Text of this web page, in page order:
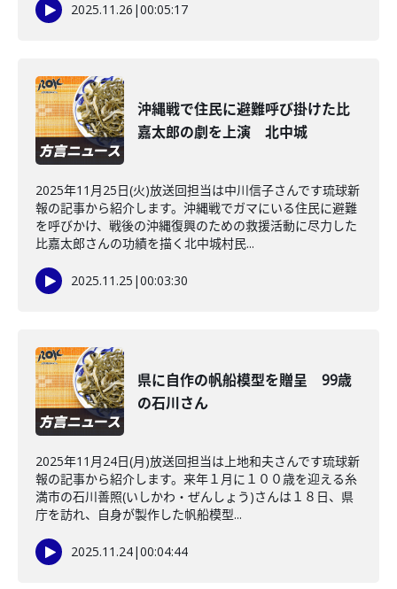
2025.11.26 |00:05:17
沖縄戦で住民に避難呼び掛けた比
嘉太郎の劇を上演 北中城
2025年11月25日(火)放送回担当は中川信子さんです琉球新
報の記事から紹介します。沖縄戦でガマにいる住民に避難
を呼びかけ、戦後の沖縄復興のための救援活動に尽力した
比嘉太郎さんの功績を描く北中城村民...
2025.11.25 |00:03:30
県に自作の帆船模型を贈呈 99歳
の石川さん
2025年11月24日(月)放送回担当は上地和夫さんです琉球新
報の記事から紹介します。来年１月に１００歳を迎える糸
満市の石川善照(いしかわ・ぜんしょう)さんは１８日、県
庁を訪れ、自身が製作した帆船模型...
2025.11.24|00:04:44